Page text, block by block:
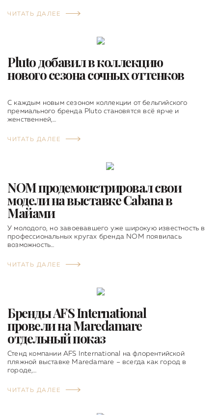
ЧИТАТЬ ДАЛЕЕ
Pluto добавил в коллекцию
нового сезона сочных оттенков
С каждым новым сезоном коллекции от бельгийского
премиального бренда Pluto становятся всё ярче и
женственней,…
ЧИТАТЬ ДАЛЕЕ
NOM продемонстрировал свои
модели на выставке Cabana в
Майами
У молодого, но завоевавшего уже широкую известность в
профессиональных кругах бренда NOM появилась
возможность…
ЧИТАТЬ ДАЛЕЕ
Бренды AFS International
провели на Maredamare
отдельный показ
Стенд компании AFS International на флорентийской
пляжной выставке Maredamare – всегда как город в
городе,…
ЧИТАТЬ ДАЛЕЕ